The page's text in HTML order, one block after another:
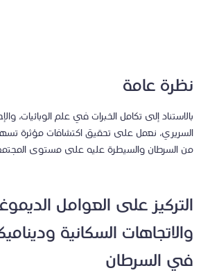
نظرة عامة
بالاستناد إلى تكامل الخبرات في علم الوبائيات،
السريري، نعمل على تحقيق اكتشافات مؤثرة
من السرطان والسيطرة عليه على مستوى
التركيز على العوامل
والاتجاهات السكانية
في السرطان